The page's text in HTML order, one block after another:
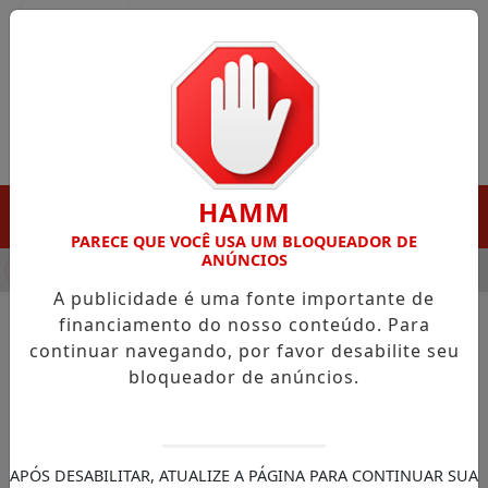
EM PORTO GRANDE COM ATUAÇÃO VOLTADA AO
NOTÍCIAS/GOVERNO DO AMAPÁ
Da paralisação a mil
Governo do Amapá trabalha
HAMM
PARECE QUE VOCÊ USA UM BLOQUEADOR DE
ANÚNCIOS
A publicidade é uma fonte importante de
financiamento do nosso conteúdo. Para
continuar navegando, por favor desabilite seu
bloqueador de anúncios.
APÓS DESABILITAR, ATUALIZE A PÁGINA PARA CONTINUAR SUA